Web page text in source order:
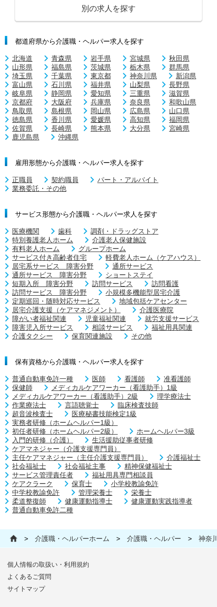
別の求人を探す
都道府県から介護職・ヘルパー求人を探す
北海道 青森県 岩手県 宮城県
秋田県
山形県
福島県 茨城県 栃木県
群馬県
埼玉県
千葉県 東京都 神奈川県
新潟県
富山県
石川県 福井県 山梨県
長野県
岐阜県
静岡県 愛知県 三重県
滋賀県
京都府
大阪府 兵庫県 奈良県
和歌山県
鳥取県
島根県 岡山県 広島県
山口県
徳島県
香川県 愛媛県 高知県
福岡県
佐賀県
長崎県 熊本県 大分県
宮崎県
鹿児島県
沖縄県
雇用形態から介護職・ヘルパー求人を探す
正職員 契約職員
パート・アルバイト
業務委託・その他
サービス形態から介護職・ヘルパー求人を探す
医療機関 歯科
調剤・ドラッグストア
特別養護老人ホーム
介護老人保健施設
有料老人ホーム
グループホーム
サービス付き高齢者住宅
軽費老人ホーム（ケアハウス）
居宅系サービス 障害分野
通所サービス
通所サービス 障害分野
ショートステイ
短期入所 障害分野
訪問サービス
訪問看護
訪問サービス 障害分野
小規模多機能型居宅介護
定期巡回・随時対応サービス
地域包括ケアセンター
居宅介護支援（ケアマネジメント）
介護医療院
障がい者福祉関連
児童福祉関連
就労支援サービス
障害児入所サービス
相談サービス
福祉用具関連
介護タクシー
保育関連施設 その他
保有資格から介護職・ヘルパー求人を探す
普通自動車免許一種 医師 看護師
准看護師
保健師
メディカルケアワーカー（看護助手）1級
メディカルケアワーカー（看護助手）2級
理学療法士
作業療法士
言語聴覚士
臨床検査技師
超音波検査士
医療秘書技能検定1級
実務者研修（ホームヘルパー1級）
初任者研修（ホームヘルパー2級）
ホームヘルパー3級
入門的研修（介護）
生活援助従事者研修
ケアマネジャー（介護支援専門員）
主任ケアマネジャー（主任介護支援専門員）
介護福祉士
社会福祉士
社会福祉主事
精神保健福祉士
サービス管理責任者
福祉用具専門相談員
ケアクラーク
保育士
小学校教諭免許
中学校教諭免許
管理栄養士
栄養士
柔道整復師
健康運動指導士
健康運動実践指導者
普通自動車免許二種
> 介護職・ヘルパーホーム > 介護職・ヘルパー > 神奈
個人情報の取扱い・利用規約
よくあるご質問
サイトマップ